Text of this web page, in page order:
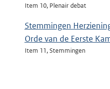
Item 10, Plenair debat
Stemmingen
Orde van de Eerste
Item 11, Stemmingen